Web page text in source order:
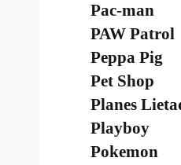
Pac-man
PAW Patrol
Peppa Pig
Pet Shop
Planes
Playboy
Pokemon